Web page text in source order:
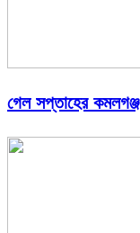
গেল সপ্তাহের কমলগঞ্জ